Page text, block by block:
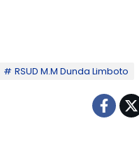
RSUD M.M Dunda Limboto